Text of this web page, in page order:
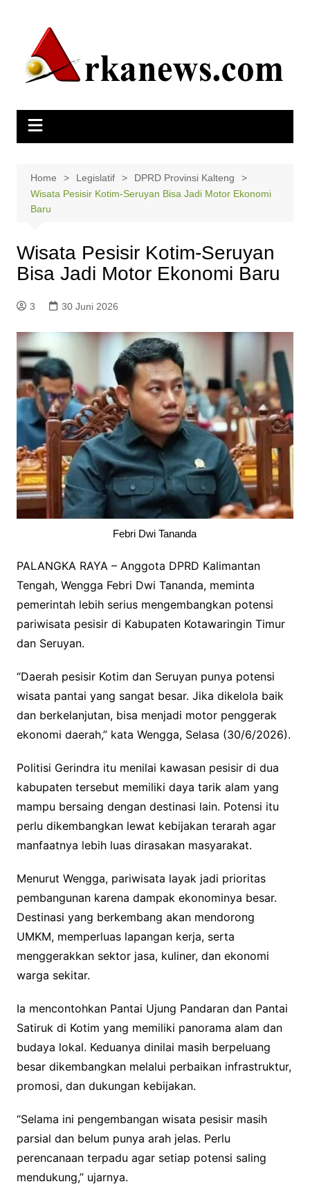
Home Legislatif
DPRD Provinsi Kalteng
Wisata Pesisir Kotim-Seruyan Bisa Jadi Motor Ekonomi
Baru
Wisata Pesisir Kotim-Seruyan
Bisa Jadi Motor Ekonomi Baru
3 30 Juni 2026
Febri Dwi Tananda
PALANGKA RAYA – Anggota DPRD Kalimantan
Tengah, Wengga Febri Dwi Tananda, meminta
pemerintah lebih serius mengembangkan potensi
pariwisata pesisir di Kabupaten Kotawaringin Timur
dan Seruyan.
“Daerah pesisir Kotim dan Seruyan punya potensi
wisata pantai yang sangat besar. Jika dikelola baik
dan berkelanjutan, bisa menjadi motor penggerak
ekonomi daerah,” kata Wengga, Selasa (30/6/2026).
Politisi Gerindra itu menilai kawasan pesisir di dua
kabupaten tersebut memiliki daya tarik alam yang
mampu bersaing dengan destinasi lain. Potensi itu
perlu dikembangkan lewat kebijakan terarah agar
manfaatnya lebih luas dirasakan masyarakat.
Menurut Wengga, pariwisata layak jadi prioritas
pembangunan karena dampak ekonominya besar.
Destinasi yang berkembang akan mendorong
UMKM, memperluas lapangan kerja, serta
menggerakkan sektor jasa, kuliner, dan ekonomi
warga sekitar.
Ia mencontohkan Pantai Ujung Pandaran dan Pantai
Satiruk di Kotim yang memiliki panorama alam dan
budaya lokal. Keduanya dinilai masih berpeluang
besar dikembangkan melalui perbaikan infrastruktur,
promosi, dan dukungan kebijakan.
“Selama ini pengembangan wisata pesisir masih
parsial dan belum punya arah jelas. Perlu
perencanaan terpadu agar setiap potensi saling
mendukung,” ujarnya.